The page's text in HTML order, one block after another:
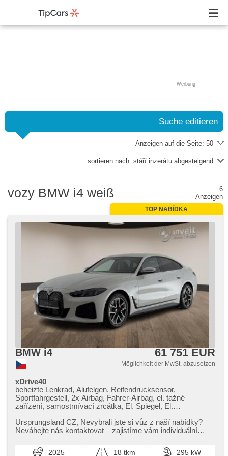
Werbung
Suche editieren
Anzeigen auf die Seite: 50
sortieren nach: stáří inzerátu abgesteigend
vozy BMW i4 weiß
6
Anzeigen
TOP NABÍDKA
BMW i4 61 751 EUR
Möglichkeit der MwSt. abzusetzen
xDrive40
beheizte Lenkrad, Alufelgen, Reifendrucksensor,
Sportfahrgestell, 2x Airbag, Fahrer-Airbag, el. tažné
zařízení, samostmívací zrcátka, El. Spiegel, El.
beheizte Spiegel, paměť nastavení sedadla řidiče, El.
einstellbare Sitze, Längssitzvorschub, höheneinstellbare
Vorderlichter LED, Schaltflutlicht, automatické přepínání
Ursprungsland CZ,​ Nevybrali jste si vůz z naší nabídky?
Neváhejte nás kontaktovat – zajistíme vám individuální
2025 18 tkm
295 kW